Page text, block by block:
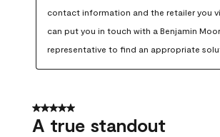
contact information and the retailer you
can put you in touch with a Benjamin
representative to find an appropriate
5 out of 5 stars.
A true standout